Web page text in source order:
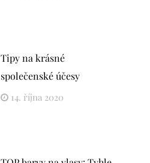
Tipy na krásné
společenské účesy
14. října 2020